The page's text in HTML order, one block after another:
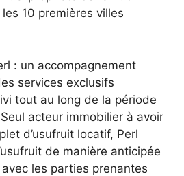
10 premières villes
: un accompagnement
services exclusifs
tout au long de la période
acteur immobilier à avoir
d’usufruit locatif, Perl
de manière anticipée
les parties prenantes